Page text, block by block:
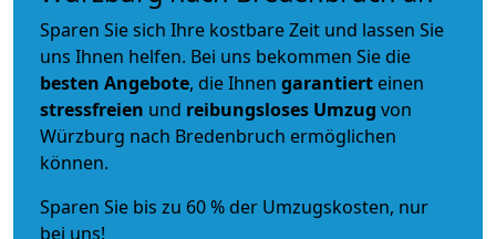
Sparen Sie sich Ihre kostbare Zeit und lassen Sie
uns Ihnen helfen. Bei uns bekommen Sie die
besten Angebote, die Ihnen garantiert einen
stressfreien und reibungsloses Umzug von
Würzburg nach Bredenbruch ermöglichen
können.
Sparen Sie bis zu 60 % der Umzugskosten, nur
bei uns!